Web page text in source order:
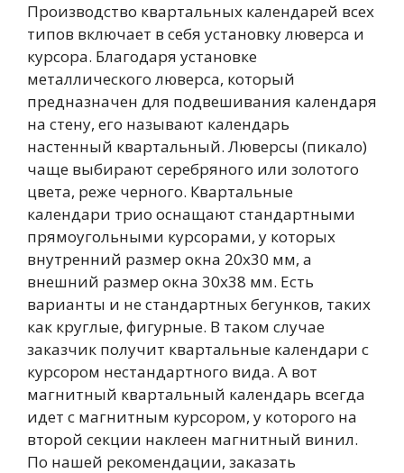
Производство квартальных календарей всех
типов включает в себя установку люверса и
курсора. Благодаря установке
металлического люверса, который
предназначен для подвешивания календаря
на стену, его называют календарь
настенный квартальный. Люверсы (пикало)
чаще выбирают серебряного или золотого
цвета, реже черного. Квартальные
календари трио оснащают стандартными
прямоугольными курсорами, у которых
внутренний размер окна 20х30 мм, а
внешний размер окна 30х38 мм. Есть
варианты и не стандартных бегунков, таких
как круглые, фигурные. В таком случае
заказчик получит квартальные календари с
курсором нестандартного вида. А вот
магнитный квартальный календарь всегда
идет с магнитным курсором, у которого на
второй секции наклеен магнитный винил.
По нашей рекомендации, заказать